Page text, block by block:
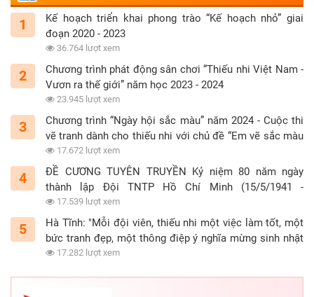
1
Kế hoạch triển khai phong trào “Kế hoạch nhỏ” giai
đoạn 2020 - 2023
36.764 lượt xem
2
Chương trình phát động sân chơi “Thiếu nhi Việt Nam -
Vươn ra thế giới” năm học 2023 - 2024
23.945 lượt xem
3
Chương trình “Ngày hội sắc màu” năm 2024 - Cuộc thi
vẽ tranh dành cho thiếu nhi với chủ đề “Em vẽ sắc màu
tình nguyện”
17.672 lượt xem
4
ĐỀ CƯƠNG TUYÊN TRUYỀN Kỷ niệm 80 năm ngày
thành lập Đội TNTP Hồ Chí Minh (15/5/1941 -
15/5/2021)
17.539 lượt xem
5
Hà Tĩnh: "Mỗi đội viên, thiếu nhi một việc làm tốt, một
bức tranh đẹp, một thông điệp ý nghĩa mừng sinh nhật
Đội"17.282 lượt xem